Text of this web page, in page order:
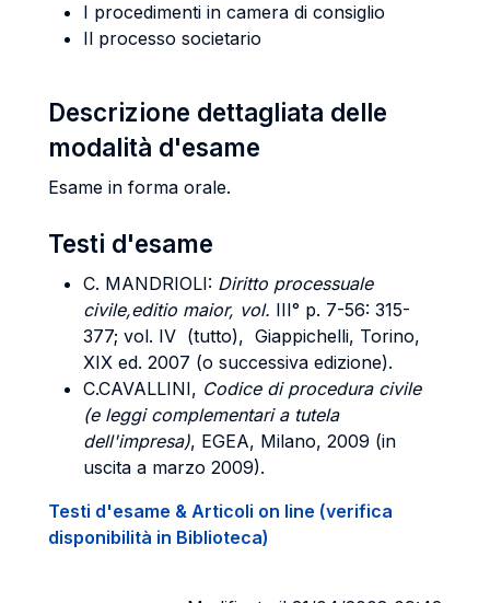
I procedimenti in camera di consiglio
Il processo societario
Descrizione dettagliata delle
modalità d'esame
Esame in forma orale.
Testi d'esame
C. MANDRIOLI: Diritto processuale
civile,editio maior, vol. III° p. 7-56: 315-
377; vol. IV (tutto), Giappichelli, Torino,
XIX ed. 2007 (o successiva edizione).
C.CAVALLINI, Codice di procedura civile
(e leggi complementari a tutela
dell'impresa), EGEA, Milano, 2009 (in
uscita a marzo 2009).
Testi d'esame & Articoli on line (verifica
disponibilità in Biblioteca)